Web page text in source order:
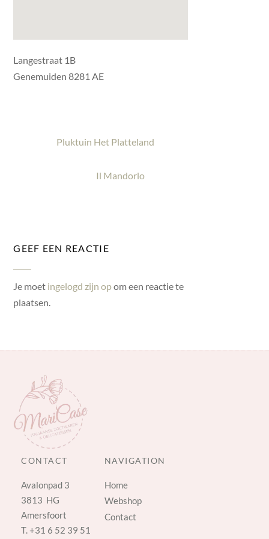
Langestraat 1B
Genemuiden 8281 AE
Pluktuin Het Platteland
Il Mandorlo
GEEF EEN REACTIE
Je moet ingelogd zijn opom een reactie te
plaatsen.
CONTACT
Avalonpad 3
3813 HG
Amersfoort
T.+31 6 52 39 51
NAVIGATION
Home
Webshop
Contact